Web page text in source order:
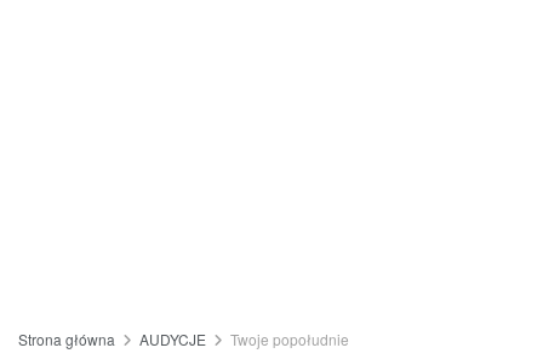
Strona główna AUDYCJE Twoje popołudnie